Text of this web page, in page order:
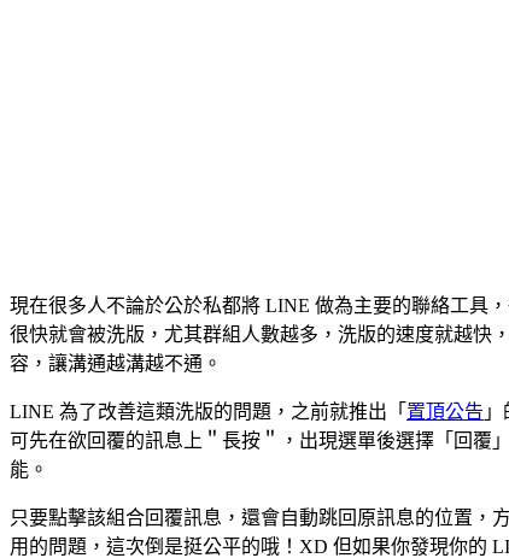
現在很多人不論於公於私都將 LINE 做為主要的聯絡工具
很快就會被洗版，尤其群組人數越多，洗版的速度就越快
容，讓溝通越溝越不通。
LINE 為了改善這類洗版的問題，之前就推出「 置頂公告
可先在欲回覆的訊息上＂長按＂，出現選單後選擇「回覆
能。
只要點擊該組合回覆訊息，還會自動跳回原訊息的位置，
用的問題，這次倒是挺公平的哦！XD 但如果你發現你的